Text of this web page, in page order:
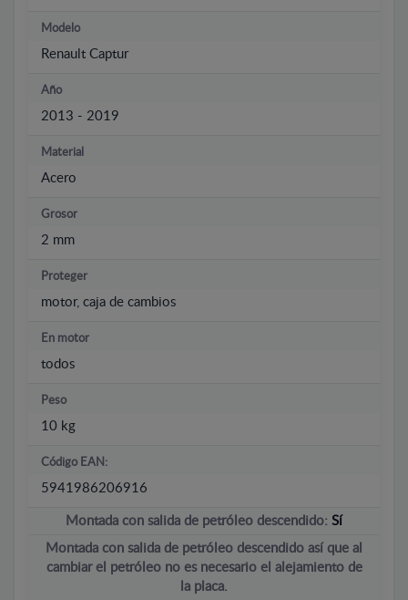
Modelo
Renault Captur
Año
2013 - 2019
Material
Acero
Grosor
2 mm
Proteger
motor, caja de cambios
En motor
todos
Peso
10 kg
Código EAN:
5941986206916
Montada con salida de petróleo descendido: Sí
Montada con salida de petróleo descendido así que al
cambiar el petróleo no es necesario el alejamiento de
la placa.